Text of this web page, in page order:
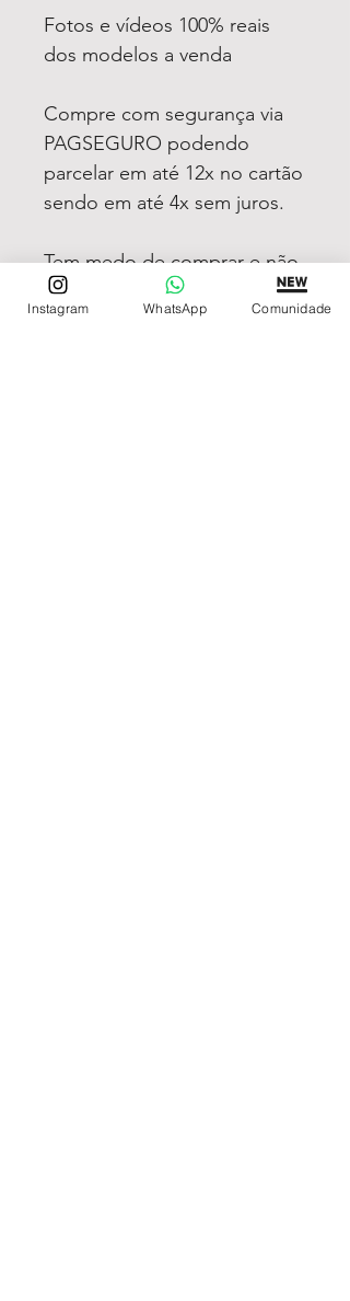
Fotos e vídeos 100% reais
dos modelos a venda
Compre com segurança via
PAGSEGURO podendo
parcelar em até 12x no cartão
sendo em até 4x sem juros.
Tem medo de comprar e não
gostar? Fique tranquilo,
garantimos a sua satisfação
Instagram WhatsApp Comunidade